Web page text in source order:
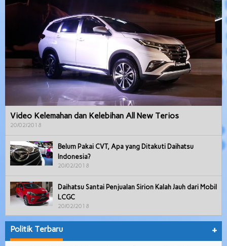
Video Kelemahan dan Kelebihan All New Terios
20/02/2018
Belum Pakai CVT, Apa yang Ditakuti Daihatsu
Indonesia?
20/02/2018
Daihatsu Santai Penjualan Sirion Kalah Jauh dari Mobil
LCGC
20/02/2018
Politik Terbaru +